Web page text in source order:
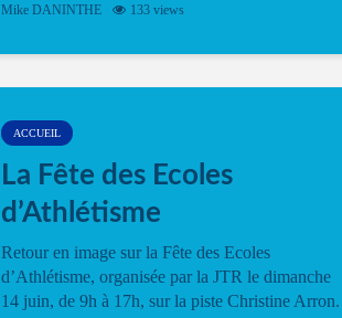
Mike DANINTHE 133 views
ACCUEIL
La Fête des Ecoles
d’Athlétisme
Retour en image sur la Fête des Ecoles
d’Athlétisme, organisée par la JTR le dimanche
14 juin, de 9h à 17h, sur la piste Christine Arron.